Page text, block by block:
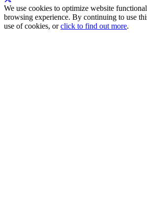
We use cookies to optimize website
browsing experience. By continuing to use
use of cookies, orclick to find out more.